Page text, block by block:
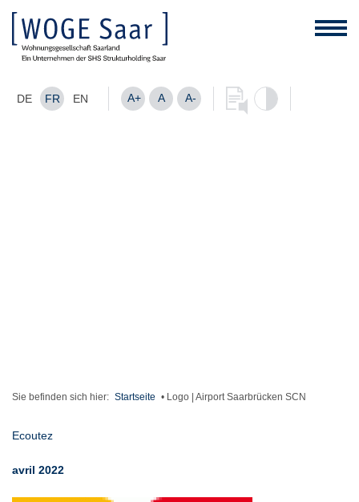
DE FR EN A+ A A-
Sie befinden sich hier: Startseite • Logo | Airport Saarbrücken SCN
Ecoutez
avril 2022